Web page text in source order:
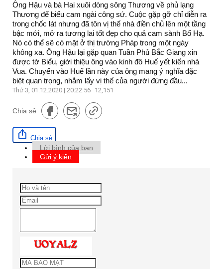
Ông Hậu và bà Hai xuôi dòng sông Thương về phủ lạng
Thương để biếu cam ngài công sứ. Cuộc gặp gỡ chỉ diễn ra
trong chốc lát nhưng đã tôn vị thế nhà điền chủ lên một tầng
bậc mới, mở ra tương lai tốt đẹp cho quả cam sành Bố Hạ.
Nó có thể sẽ có mặt ở thị trường Pháp trong một ngày
không xa. Ông Hậu lại gặp quan Tuần Phủ Bắc Giang xin
được tờ Biểu, giới thiệu ông vào kinh đô Huế yết kiến nhà
Vua. Chuyến vào Huế lần này của ông mang ý nghĩa đặc
biệt quan trọng, nhằm lấy vị thế của người đứng đầu...
Thứ 3, 01.12.2020 | 20:22:56 12,151
Chia sẻ
Chia sẻ
Lời bình của bạn
Gửi ý kiến